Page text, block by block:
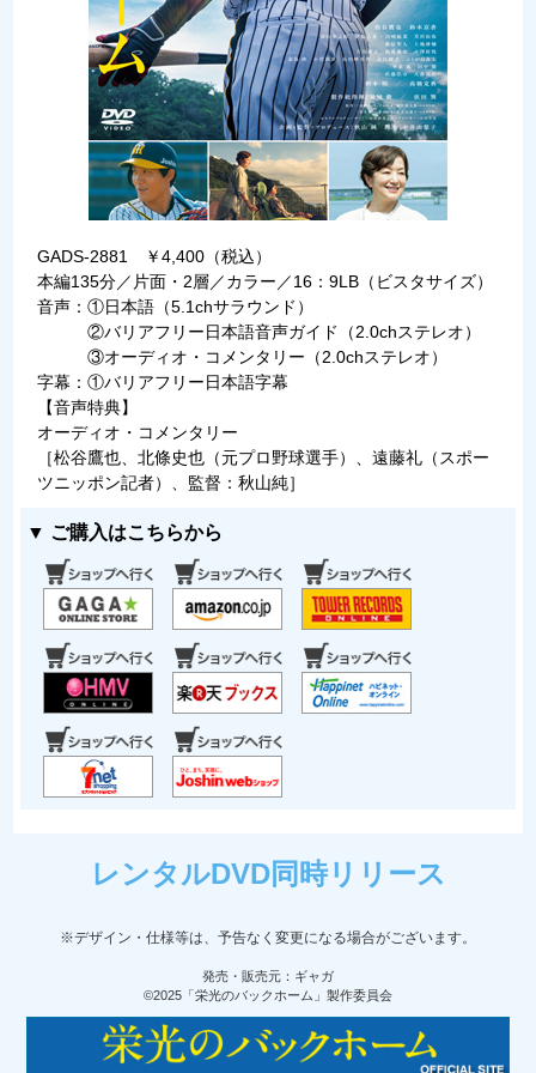
GADS-2881 ￥4,400（税込）
本編135分／片面・2層／カラー／16：9LB（ビスタサイズ）
音声：①日本語（5.1chサラウンド）
②バリアフリー日本語音声ガイド（2.0chステレオ）
③オーディオ・コメンタリー（2.0chステレオ）
字幕：①バリアフリー日本語字幕
【音声特典】
オーディオ・コメンタリー
［松谷鷹也、北條史也（元プロ野球選手）、遠藤礼（スポー
ツニッポン記者）、監督：秋山純］
▼ ご購入はこちらから
レンタルDVD同時リリース
※デザイン・仕様等は、予告なく変更になる場合がございます。
発売・販売元：ギャガ
©2025「栄光のバックホーム」製作委員会